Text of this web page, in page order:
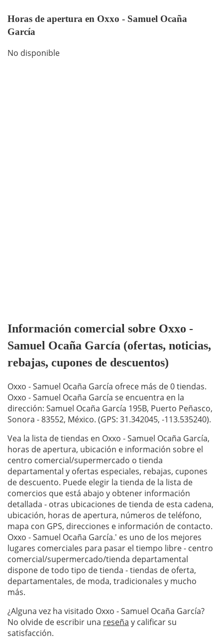
Horas de apertura en Oxxo - Samuel Ocaña
García
No disponible
Información comercial sobre Oxxo -
Samuel Ocaña García (ofertas, noticias,
rebajas, cupones de descuentos)
Oxxo - Samuel Ocaña García ofrece más de 0 tiendas.
Oxxo - Samuel Ocaña García se encuentra en la
dirección: Samuel Ocaña García 195B, Puerto Peñasco,
Sonora - 83552, México. (GPS: 31.342045, -113.535240).
Vea la lista de tiendas en Oxxo - Samuel Ocaña García,
horas de apertura, ubicación e información sobre el
centro comercial/supermercado o tienda
departamental y ofertas especiales, rebajas, cupones
de descuento. Puede elegir la tienda de la lista de
comercios que está abajo y obtener información
detallada - otras ubicaciones de tienda de esta cadena,
ubicación, horas de apertura, números de teléfono,
mapa con GPS, direcciones e información de contacto.
Oxxo - Samuel Ocaña García.' es uno de los mejores
lugares comerciales para pasar el tiempo libre - centro
comercial/supermercado/tienda departamental
dispone de todo tipo de tienda - tiendas de oferta,
departamentales, de moda, tradicionales y mucho
más.
¿Alguna vez ha visitado Oxxo - Samuel Ocaña García?
No olvide de escribir una reseña y calificar su
satisfacción.